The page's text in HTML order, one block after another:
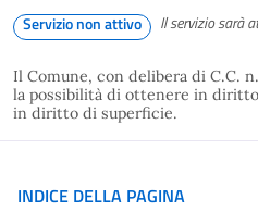
Servizio non attivo Il servizio sarà
Il Comune, con delibera di C.C.
la possibilità di ottenere in diritto
in diritto di superficie.
INDICE DELLA PAGINA